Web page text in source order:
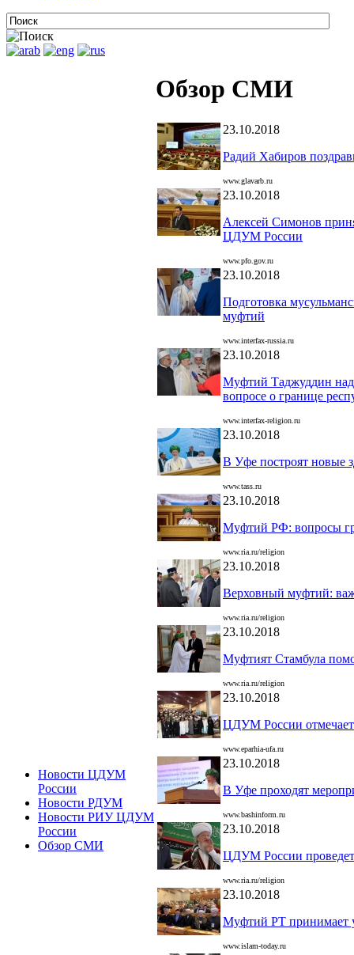
Новости ЦДУМ
России
Новости РДУМ
Новости РИУ ЦДУМ
России
Обзор СМИ
Обзор СМИ
23.10.2018
Радий Хабиров
www.glavarb.ru
23.10.2018
Алексей Симонов
ЦДУМ России
www.pfo.gov.ru
23.10.2018
Подготовка
муфтий
www.interfax-russia.ru
23.10.2018
Муфтий Таджуддин
вопросе о границе
www.interfax-religion.ru
23.10.2018
В Уфе построят новые
www.tass.ru
23.10.2018
Муфтий РФ: вопросы
www.ria.ru/religion
23.10.2018
Верховный муфтий:
www.ria.ru/religion
23.10.2018
Муфтият Стамбула
www.ria.ru/religion
23.10.2018
ЦДУМ России отмечает
www.eparhia-ufa.ru
23.10.2018
В Уфе проходят
www.bashinform.ru
23.10.2018
ЦДУМ России проведет
www.ria.ru/religion
23.10.2018
Муфтий РТ принимает
www.islam-today.ru